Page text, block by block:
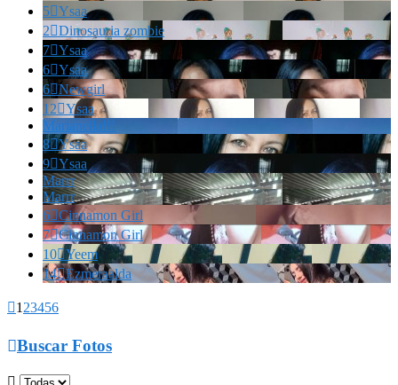
5Ysaa
2Dinosauria zombie
7Ysaa
6Ysaa
6Newgirl
12Ysaa
Marianella!!!
8Ysaa
9Ysaa
Marrr
Marrr
6Cinnamon Girl
7Cinnamon Girl
10Yeem
14Ezmeraalda
1 23456
Buscar Fotos